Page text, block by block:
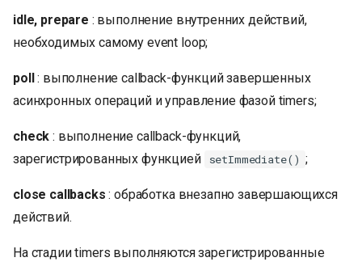
idle, prepare : выполнение внутренних действий,
необходимых самому event loop;
poll: выполнение callback-функций завершенных
асинхронных операций и управление фазой timers;
check : выполнение callback-функций,
зарегистрированных функцией
setImmediate() ;
close callbacks : обработка внезапно завершающихся
действий.
На стадии timers выполняются зарегистрированные